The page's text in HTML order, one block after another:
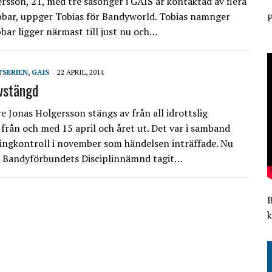
uppger Tobias för Bandyworld. Tobias namnger
ligger närmast till just nu och…
, GAIS 22 APRIL, 2014
Jonas Holgersson stängs av från all idrottslig
och med 15 april och året ut. Det var i samband
i november som händelsen inträffade. Nu
Bandyförbundets Disciplinnämnd tagit…